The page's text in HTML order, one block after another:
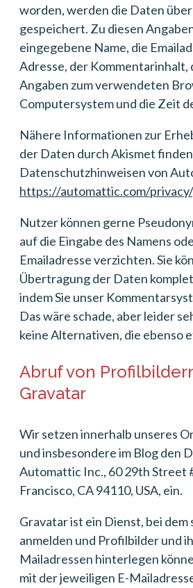
worden, werden die Daten
gespeichert. Zu diesen
eingegebene Name, die
Adresse, der Kommentarinhalt,
Angaben zum verwendeten
Computersystem und die Zeit
Nähere Informationen zur
der Daten durch Akismet
Datenschutzhinweisen von
https://automattic.com/privacy/
Nutzer können gerne
auf die Eingabe des Namens
Emailadresse verzichten. Sie
Übertragung der Daten
indem Sie unser
Das wäre schade, aber leider
keine Alternativen, die ebenso
Abruf von
Gravatar
Wir setzen innerhalb unseres
und insbesondere im Blog den
Automattic Inc., 60 29th Street
Francisco, CA 94110, USA, ein.
Gravatar ist ein Dienst, bei dem
anmelden und Profilbilder und
Mailadressen hinterlegen
mit der jeweiligen E-